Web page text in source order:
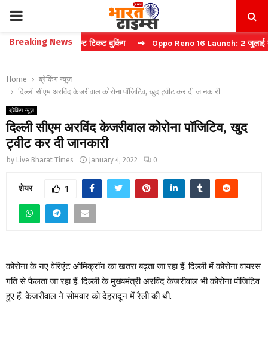
PRIMARY
MENU
Breaking News
कैप्चा करें फास्ट टिकट बुकिंग ⇝ Oppo Reno 16 Launch: 2 जुलाई को
Home
ब्रेकिंग न्यूज़
दिल्ली सीएम अरविंद केजरीवाल कोरोना पॉजिटिव, खुद ट्वीट कर दी जानकारी
ब्रेकिंग न्यूज़
दिल्ली सीएम अरविंद केजरीवाल कोरोना पॉजिटिव, खुद
ट्वीट कर दी जानकारी
by Live Bharat Times January 4, 2022 0
शेयर 1
कोरोना के नए वेरिएंट ओमिक्रॉन का खतरा बढ़ता जा रहा हैं. दिल्ली में कोरोना वायरस
गति से फैलता जा रहा हैं. दिल्ली के मुख्यमंत्री अरविंद केजरीवाल भी कोरोना पॉजिटिव
हुए हैं. केजरीवाल ने सोमवार को देहरादून में रैली की थी.